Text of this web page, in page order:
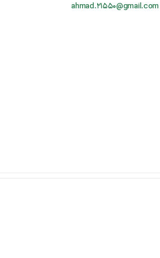
ahmad.21550@gmail.com